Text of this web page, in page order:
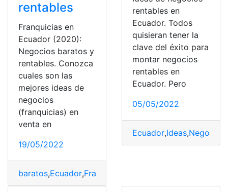
rentables
Franquicias en
Ecuador (2020):
Negocios baratos y
rentables. Conozca
cuales son las
mejores ideas de
negocios
(franquicias) en
venta en
19/05/2022
baratos,Ecuador,Franquicias
rentables en
Ecuador. Todos
quisieran tener la
clave del éxito para
montar negocios
rentables en
Ecuador. Pero
05/05/2022
Ecuador,Ideas,Negocios